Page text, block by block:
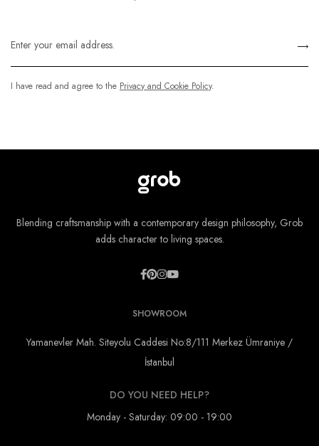
I have read and agree to the Privacy and Cookie Policy.
Blending craftsmanship with a contemporary design philosophy, Grob
adds character to living spaces.
SHOWROOM
Yamanevler Mah. Siteyolu Caddesi No:8/111 Merkez Ümraniye /
İstanbul
DO YOU NEED HELP?
Monday - Saturday: 09:00 - 19:00